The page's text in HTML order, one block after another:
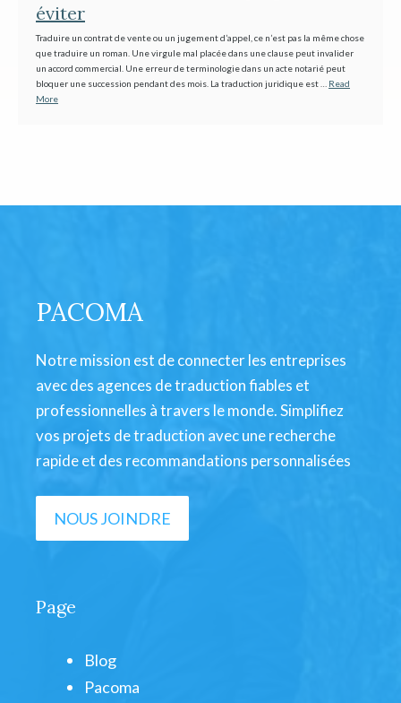
éviter
Traduire un contrat de vente ou un jugement d’appel, ce n’est pas la même chose
que traduire un roman. Une virgule mal placée dans une clause peut invalider
un accord commercial. Une erreur de terminologie dans un acte notarié peut
bloquer une succession pendant des mois. La traduction juridique est … Read
More
PACOMA
Notre mission est de connecter les entreprises
avec des agences de traduction fiables et
professionnelles à travers le monde. Simplifiez
vos projets de traduction avec une recherche
rapide et des recommandations personnalisées
NOUS JOINDRE
Page
Blog
Pacoma